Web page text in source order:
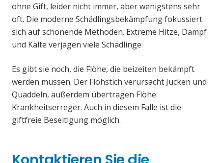
ohne Gift, leider nicht immer, aber wenigstens sehr
oft. Die moderne Schädlingsbekämpfung fokussiert
sich auf schonende Methoden. Extreme Hitze, Dampf
und Kälte verjagen viele Schädlinge.
Es gibt sie noch, die Flöhe, die beizeiten bekämpft
werden müssen. Der Flohstich verursacht Jucken und
Quaddeln, außerdem übertragen Flöhe
Krankheitserreger. Auch in diesem Falle ist die
giftfreie Beseitigung möglich.